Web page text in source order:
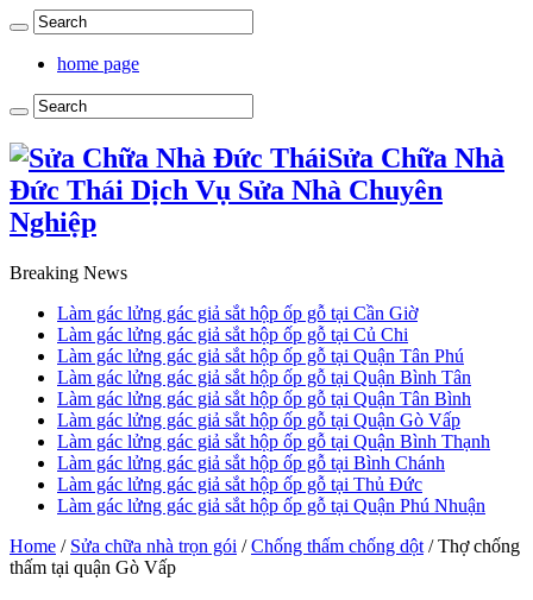
home page
Sửa Chữa Nhà
Đức Thái Dịch Vụ Sửa Nhà Chuyên
Nghiệp
Breaking News
Làm gác lửng gác giả sắt hộp ốp gỗ tại Cần Giờ
Làm gác lửng gác giả sắt hộp ốp gỗ tại Củ Chi
Làm gác lửng gác giả sắt hộp ốp gỗ tại Quận Tân Phú
Làm gác lửng gác giả sắt hộp ốp gỗ tại Quận Bình Tân
Làm gác lửng gác giả sắt hộp ốp gỗ tại Quận Tân Bình
Làm gác lửng gác giả sắt hộp ốp gỗ tại Quận Gò Vấp
Làm gác lửng gác giả sắt hộp ốp gỗ tại Quận Bình Thạnh
Làm gác lửng gác giả sắt hộp ốp gỗ tại Bình Chánh
Làm gác lửng gác giả sắt hộp ốp gỗ tại Thủ Đức
Làm gác lửng gác giả sắt hộp ốp gỗ tại Quận Phú Nhuận
Home / Sửa chữa nhà trọn gói / Chống thấm chống dột / Thợ chống
thấm tại quận Gò Vấp